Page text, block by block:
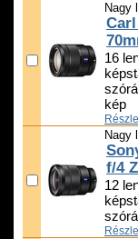
Nagy
16
kép
Nagy
f/4
12